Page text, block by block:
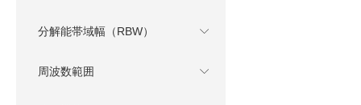
分解能帯域幅（RBW）
周波数範囲